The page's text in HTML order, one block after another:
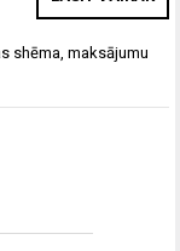
shēma,maksājumu